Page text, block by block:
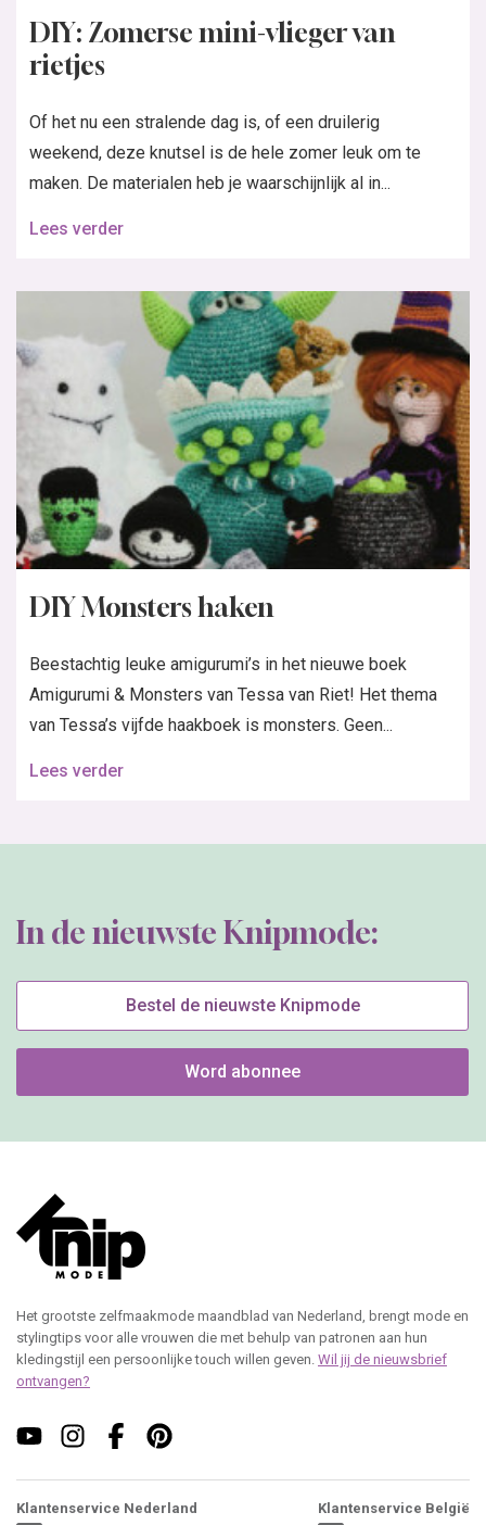
DIY: Zomerse mini-vlieger van
rietjes
Of het nu een stralende dag is, of een druilerig
weekend, deze knutsel is de hele zomer leuk om te
maken. De materialen heb je waarschijnlijk al in...
Lees verder
DIY Monsters haken
Beestachtig leuke amigurumi’s in het nieuwe boek
Amigurumi & Monsters van Tessa van Riet! Het thema
van Tessa’s vijfde haakboek is monsters. Geen...
Lees verder
In de nieuwste Knipmode:
Bestel de nieuwste Knipmode
Word abonnee
Het grootste zelfmaakmode maandblad van Nederland, brengt mode en
stylingtips voor alle vrouwen die met behulp van patronen aan hun
kledingstijl een persoonlijke touch willen geven. Wil jij de nieuwsbrief
ontvangen?
Klantenservice Nederland
Klantenservice België